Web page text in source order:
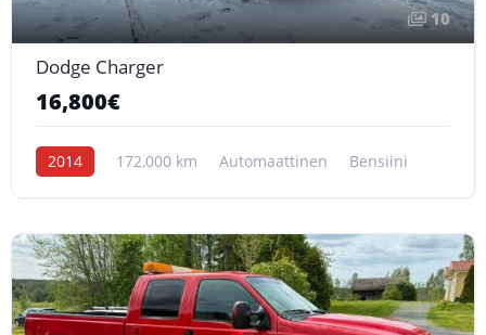
10
Dodge Charger
16,800€
2014 172,000 km Automaattinen Bensiini